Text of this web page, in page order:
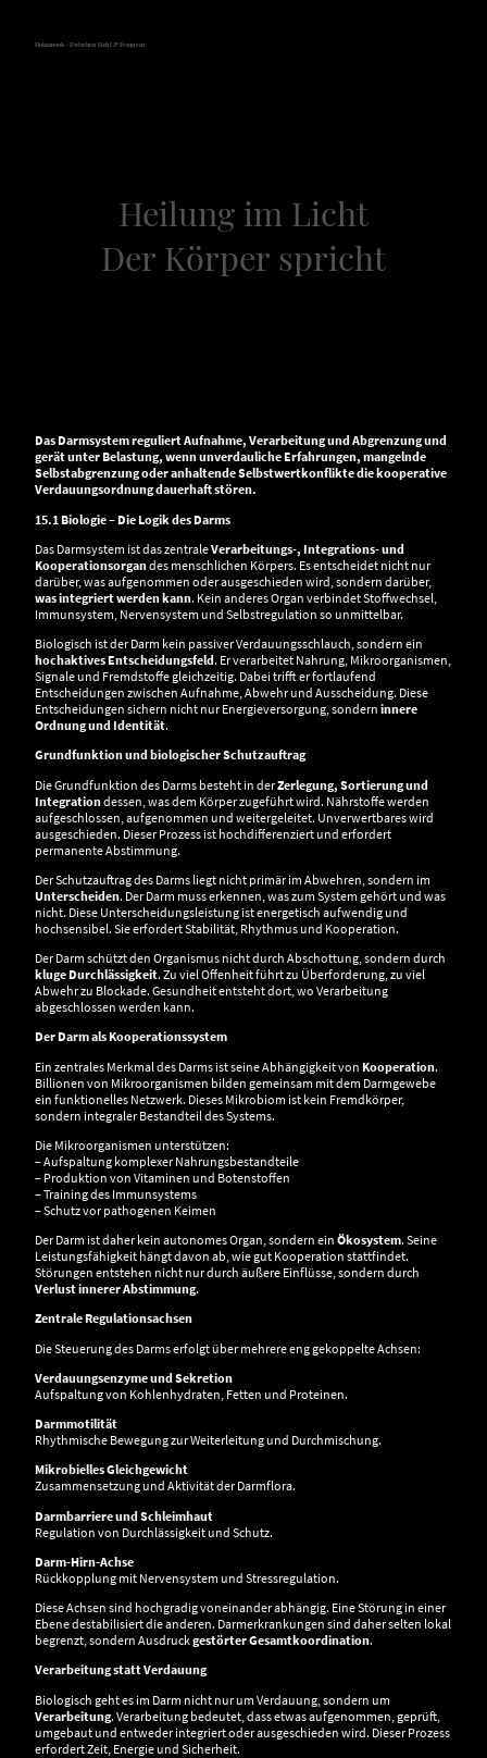
Hokamook - Zwischen Licht & Frequenz
Heilung im Licht
Der Körper spricht
Das Darmsystem reguliert Aufnahme, Verarbeitung und Abgrenzung und
gerät unter Belastung, wenn unverdauliche Erfahrungen, mangelnde
Selbstabgrenzung oder anhaltende Selbstwertkonflikte die kooperative
Verdauungsordnung dauerhaft stören.
15.1 Biologie – Die Logik des Darms
Das Darmsystem ist das zentraleVerarbeitungs-, Integrations- und
Kooperationsorgandes menschlichen Körpers. Es entscheidet nicht nur
darüber, was aufgenommen oder ausgeschieden wird, sondern darüber,
was integriert werden kann. Kein anderes Organ verbindet Stoffwechsel,
Immunsystem, Nervensystem und Selbstregulation so unmittelbar.
Biologisch ist der Darm kein passiver Verdauungsschlauch, sondern ein
hochaktives Entscheidungsfeld. Er verarbeitet Nahrung, Mikroorganismen,
Signale und Fremdstoffe gleichzeitig. Dabei trifft er fortlaufend
Entscheidungen zwischen Aufnahme, Abwehr und Ausscheidung. Diese
Entscheidungen sichern nicht nur Energieversorgung, sondern innere
Ordnung und Identität.
Grundfunktion und biologischer Schutzauftrag
Die Grundfunktion des Darms besteht in derZerlegung, Sortierung und
Integrationdessen, was dem Körper zugeführt wird. Nährstoffe werden
aufgeschlossen, aufgenommen und weitergeleitet. Unverwertbares wird
ausgeschieden. Dieser Prozess ist hochdifferenziert und erfordert
permanente Abstimmung.
Der Schutzauftrag des Darms liegt nicht primär im Abwehren, sondern im
Unterscheiden. Der Darm muss erkennen, was zum System gehört und was
nicht. Diese Unterscheidungsleistung ist energetisch aufwendig und
hochsensibel. Sie erfordert Stabilität, Rhythmus und Kooperation.
Der Darm schützt den Organismus nicht durch Abschottung, sondern durch
kluge Durchlässigkeit. Zu viel Offenheit führt zu Überforderung, zu viel
Abwehr zu Blockade. Gesundheit entsteht dort, wo Verarbeitung
abgeschlossen werden kann.
Der Darm als Kooperationssystem
Ein zentrales Merkmal des Darms ist seine Abhängigkeit von Kooperation.
Billionen von Mikroorganismen bilden gemeinsam mit dem Darmgewebe
ein funktionelles Netzwerk. Dieses Mikrobiom ist kein Fremdkörper,
sondern integraler Bestandteil des Systems.
Die Mikroorganismen unterstützen:
– Aufspaltung komplexer Nahrungsbestandteile
– Produktion von Vitaminen und Botenstoffen
– Training des Immunsystems
– Schutz vor pathogenen Keimen
Der Darm ist daher kein autonomes Organ, sondern ein Ökosystem. Seine
Leistungsfähigkeit hängt davon ab, wie gut Kooperation stattfindet.
Störungen entstehen nicht nur durch äußere Einflüsse, sondern durch
Verlust innerer Abstimmung.
Zentrale Regulationsachsen
Die Steuerung des Darms erfolgt über mehrere eng gekoppelte Achsen:
Verdauungsenzyme und Sekretion
Aufspaltung von Kohlenhydraten, Fetten und Proteinen.
Darmmotilität
Rhythmische Bewegung zur Weiterleitung und Durchmischung.
Mikrobielles Gleichgewicht
Zusammensetzung und Aktivität der Darmflora.
Darmbarriere und Schleimhaut
Regulation von Durchlässigkeit und Schutz.
Darm-Hirn-Achse
Rückkopplung mit Nervensystem und Stressregulation.
Diese Achsen sind hochgradig voneinander abhängig. Eine Störung in einer
Ebene destabilisiert die anderen. Darmerkrankungen sind daher selten lokal
begrenzt, sondern Ausdruckgestörter Gesamtkoordination.
Verarbeitung statt Verdauung
Biologisch geht es im Darm nicht nur um Verdauung, sondern um
Verarbeitung. Verarbeitung bedeutet, dass etwas aufgenommen, geprüft,
umgebaut und entweder integriert oder ausgeschieden wird. Dieser Prozess
erfordert Zeit, Energie und Sicherheit.